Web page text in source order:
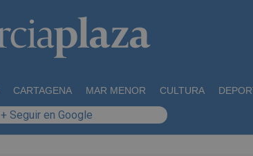
CARTAGENA MAR MENOR CULTURA
+ Seguir en Google